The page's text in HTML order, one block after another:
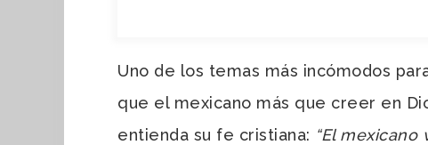
Uno de los temas más incómodos
que el mexicano más que creer en
entienda su fe cristiana: “El